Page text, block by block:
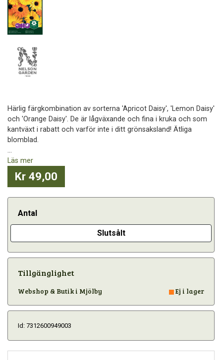
Härlig färgkombination av sorterna 'Apricot Daisy', 'Lemon Daisy'
och 'Orange Daisy'. De är lågväxande och fina i kruka och som
kantväxt i rabatt och varför inte i ditt grönsaksland! Ätliga
blomblad.
...
Läs mer
Kr 49,00
Antal
Slutsålt
Tillgänglighet
Webshop & Butik i Mjölby Ej i lager
Id: 7312600949003